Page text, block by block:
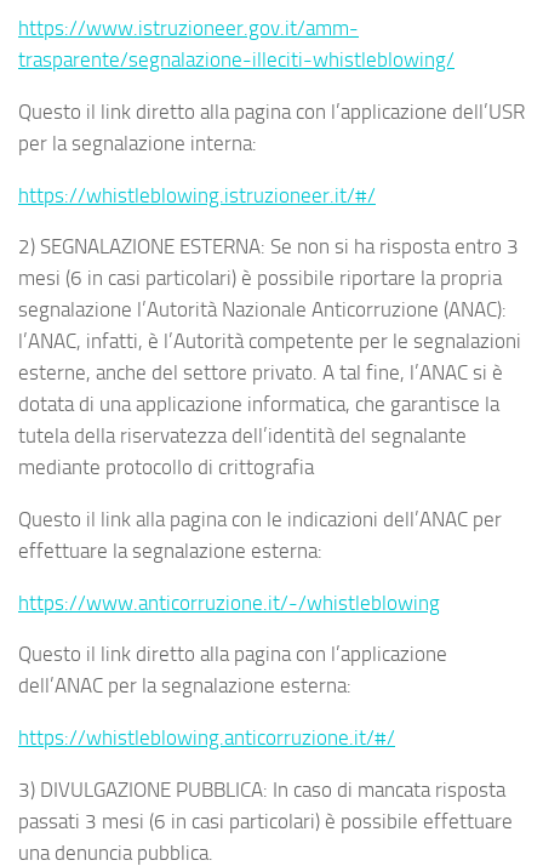
https://www.istruzioneer.gov.it/amm-
trasparente/segnalazione-illeciti-whistleblowing/
Questo il link diretto alla pagina con l’applicazione dell’USR
per la segnalazione interna:
https://whistleblowing.istruzioneer.it/#/
2) SEGNALAZIONE ESTERNA: Se non si ha risposta entro 3
mesi (6 in casi particolari) è possibile riportare la propria
segnalazione l’Autorità Nazionale Anticorruzione (ANAC):
l’ANAC, infatti, è l’Autorità competente per le segnalazioni
esterne, anche del settore privato. A tal fine, l’ANAC si è
dotata di una applicazione informatica, che garantisce la
tutela della riservatezza dell’identità del segnalante
mediante protocollo di crittografia
Questo il link alla pagina con le indicazioni dell’ANAC per
effettuare la segnalazione esterna:
https://www.anticorruzione.it/-/whistleblowing
Questo il link diretto alla pagina con l’applicazione
dell’ANAC per la segnalazione esterna:
https://whistleblowing.anticorruzione.it/#/
3) DIVULGAZIONE PUBBLICA: In caso di mancata risposta
passati 3 mesi (6 in casi particolari) è possibile effettuare
una denuncia pubblica.